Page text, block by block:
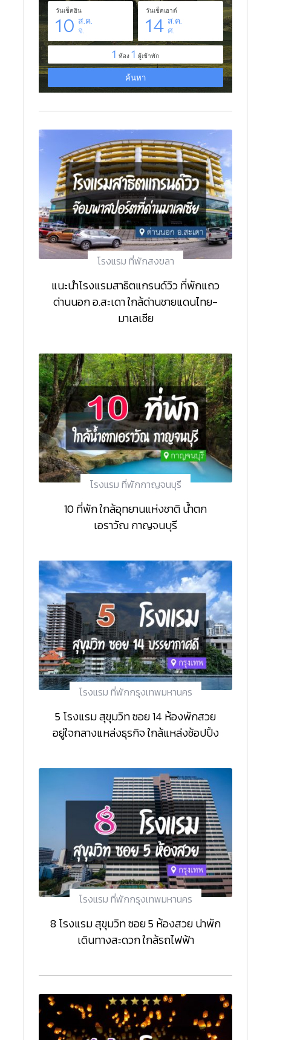
โรงแรม ที่พักสงขลา
แนะนำโรงแรมสาธิตแกรนด์วิว ที่พักแถว
ด่านนอก อ.สะเดา ใกล้ด่านชายแดนไทย-
มาเลเซีย
โรงแรม ที่พักกาญจนบุรี
10 ที่พัก ใกล้อุทยานแห่งชาติ น้ำตก
เอราวัณ กาญจนบุรี
โรงแรม ที่พักกรุงเทพมหานคร
5 โรงแรม สุขุมวิท ซอย 14 ห้องพักสวย
อยู่ใจกลางแหล่งธุรกิจ ใกล้แหล่งช้อปปิ้ง
โรงแรม ที่พักกรุงเทพมหานคร
8 โรงแรม สุขุมวิท ซอย 5 ห้องสวย น่าพัก
เดินทางสะดวก ใกล้รถไฟฟ้า